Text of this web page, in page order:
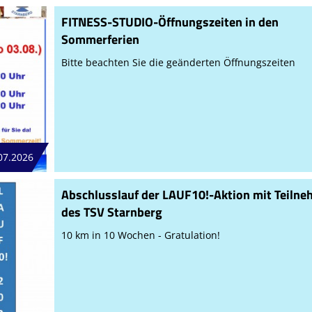
FITNESS-STUDIO-Öffnungszeiten in den
Sommerferien
Bitte beachten Sie die geänderten Öffnungszeiten
Abschlusslauf der LAUF10!-Aktion mit
des TSV Starnberg
10 km in 10 Wochen - Gratulation!